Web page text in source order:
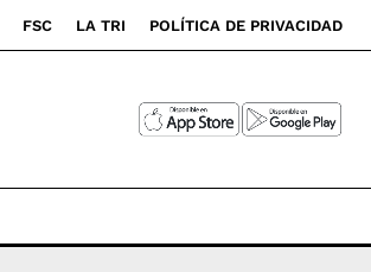
FSC LA TRI POLÍTICA DE PRIVACIDAD